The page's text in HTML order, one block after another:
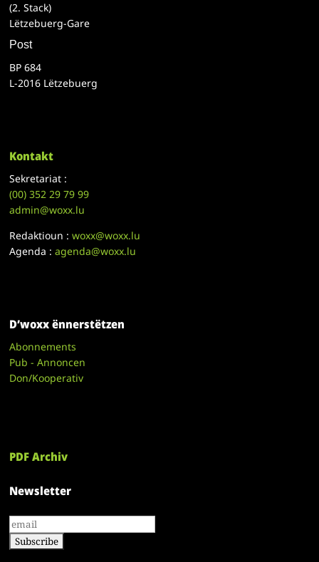
(2. Stack)
Lëtzebuerg-Gare
Post
BP 684
L-2016 Lëtzebuerg
Kontakt
Sekretariat :
(00)352 29 79 99
admin@woxx.lu
Redaktioun :woxx@woxx.lu
Agenda :agenda@woxx.lu
D’woxx ënnerstëtzen
Abonnements
Pub - Annoncen
Don/Kooperativ
PDF Archiv
Newsletter